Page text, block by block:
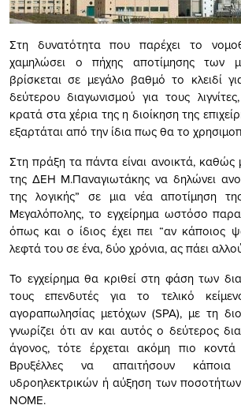
Στη δυνατότητα που παρέχει το
χαμηλώσει ο πήχης αποτίμησης των
βρίσκεται σε μεγάλο βαθμό το κλειδί
δεύτερου διαγωνισμού για τους
κρατά στα χέρια της η διοίκηση της
εξαρτάται από την ίδια πως θα το
Στη πράξη τα πάντα είναι ανοικτά,
της ΔΕΗ Μ.Παναγιωτάκης να δηλώνει
της λογικής” σε μια νέα αποτίμηση
Μεγαλόπολης, το εγχείρημα ωστόσο
όπως και ο ίδιος έχει πει “αν κάποιος
λεφτά του σε ένα, δύο χρόνια, ας πάει
Το εγχείρημα θα κριθεί στη φάση των
τους επενδυτές για το τελικό
αγοραπωλησίας μετόχων (SPA), με τη
γνωρίζει ότι αν και αυτός ο δεύτερος
άγονος, τότε έρχεται ακόμη πιο
Βρυξέλλες να απαιτήσουν
υδροηλεκτρικών ή αύξηση των
ΝΟΜΕ.